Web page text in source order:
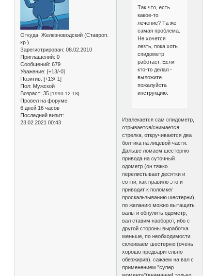
Откуда: Железноводский (Ставроп.
кр.)
Зарегистрирован: 08.02.2010
Приглашений: 0
Сообщений: 679
Уважение: [+13/-0]
Позитив: [+13/-1]
Пол: Мужской
Возраст: 35 [1990-12-18]
Провел на форуме:
6 дней 16 часов
Последний визит:
23.02.2021 00:43
Так что, есть
какое-то
лечение? Та же
самая проблема.
Не хочется
лезть, пока хоть
спидометр
работает. Если
кто-то делал -
выложите
пожалуйста
инструкцию.
Извлекается сам спидометр,
отрывается/снимается
стрелка, откручиваются два
болтика на лицевой части.
Дальше ломаем шестерню
привода на суточный
одометр (он тяжко
перелистывает десятки и
сотни, как правило это и
приводит к поломке/
проскальзыванию шестерни),
по желанию можно вытащить
валы и обнулить одометр,
вал ставим наоборот, ибо с
другой стороны выработка
меньше, по необходимости
склеиваем шестерню (очень
хорошо предварительно
обезжирив), сажаем на вал с
применением "супер